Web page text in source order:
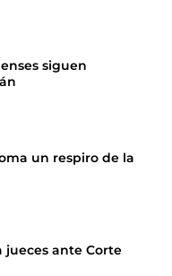
siguen
un respiro de la
jueces ante Corte